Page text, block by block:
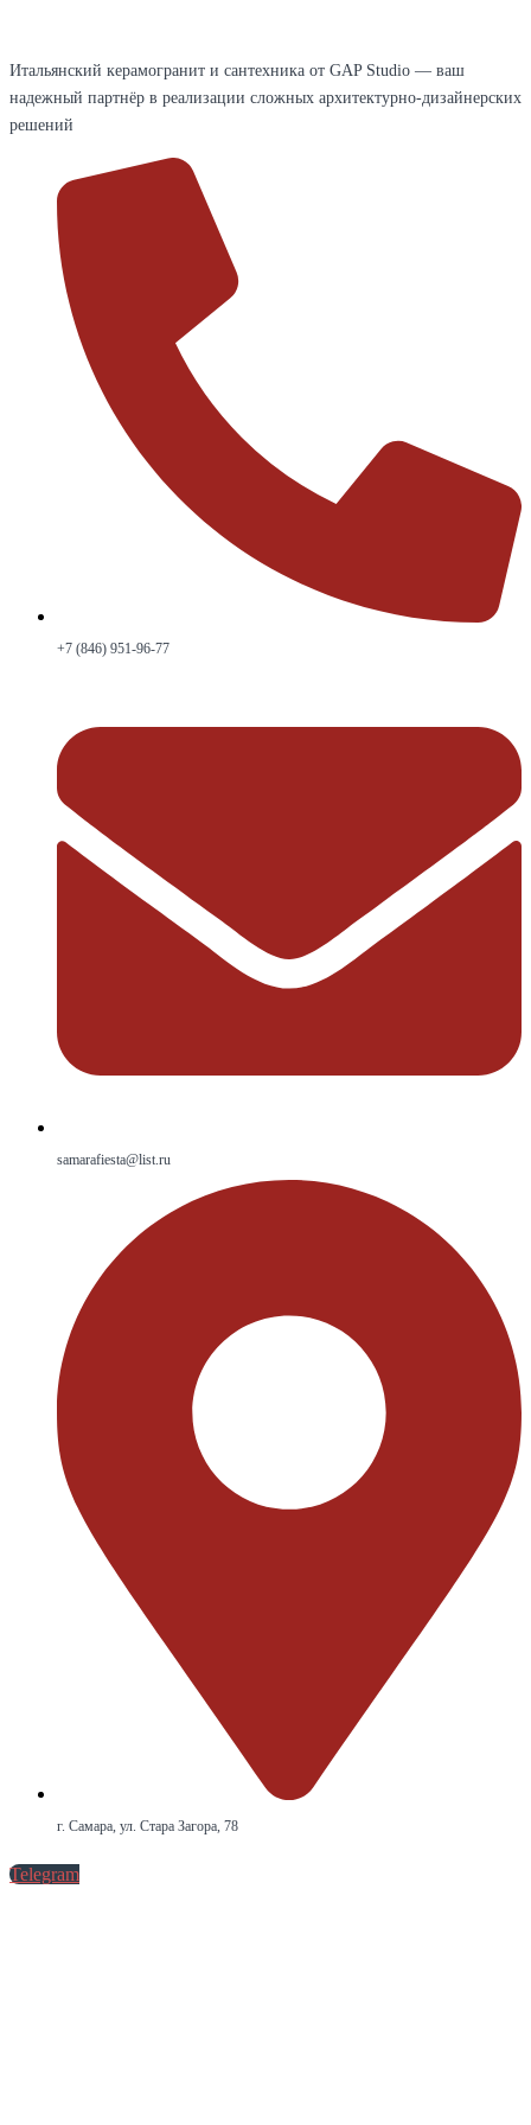
Итальянский керамогранит и сантехника от GAP Studio — ваш
надежный партнёр в реализации сложных архитектурно-дизайнерских
решений
+7 (846) 951-96-77
samarafiesta@list.ru
г. Самара, ул. Стара Загора, 78
Telegram